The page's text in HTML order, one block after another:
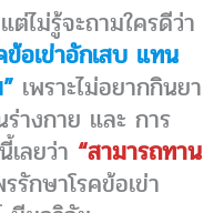
ไม่รู้จะถามใครดีว่า
ข้อเข่าอักเสบ แทน
เพราะไม่อยากกินยา
างกาย และ การ
ลยว่า “สามารถทาน
รักษาโรคข้อเข่า